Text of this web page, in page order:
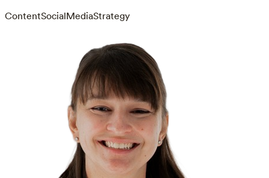
ContentSocialMediaStrategy